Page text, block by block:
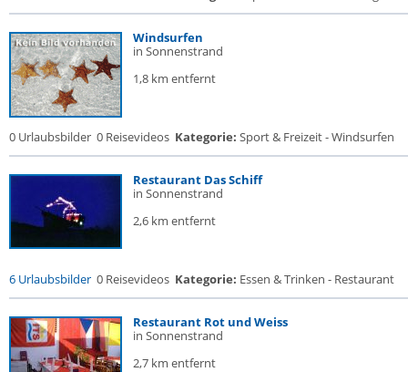
Windsurfen
in Sonnenstrand
1,8 km entfernt
0 Urlaubsbilder 0 Reisevideos Kategorie: Sport & Freizeit - Windsurfen
Restaurant Das Schiff
in Sonnenstrand
2,6 km entfernt
6 Urlaubsbilder 0 Reisevideos Kategorie: Essen & Trinken - Restaurant
Restaurant Rot und Weiss
in Sonnenstrand
2,7 km entfernt